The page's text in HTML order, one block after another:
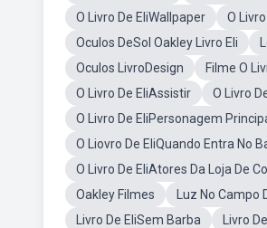
O Livro De EliWallpaper
O
Oculos DeSol Oakley Livro Eli
Oculos LivroDesign
Filme O
O Livro De EliAssistir
O Livro
O Livro De EliPersonagem
O Liovro De EliQuando Entra No
O Livro De EliAtores Da Loja De
Oakley Filmes
Luz No Campo
Livro De EliSem Barba
Livro